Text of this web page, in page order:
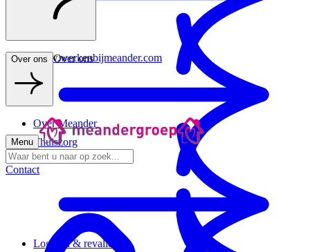
Thuiszorg
Logeren & revalideren
www.werkenbijmeander.com
Over ons Over ons
Over Meander
Menu
Contact